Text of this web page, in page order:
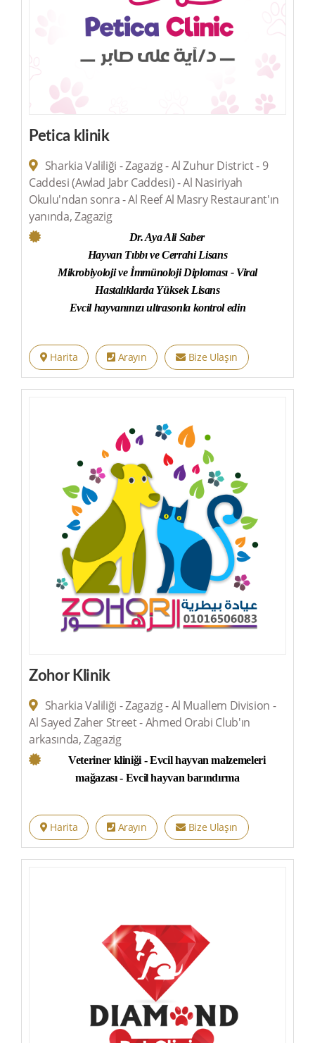
Petica klinik
Sharkia Valiliği - Zagazig - Al Zuhur District - 9
Caddesi (Awlad Jabr Caddesi) - Al Nasiriyah
Okulu'ndan sonra - Al Reef Al Masry Restaurant'ın
yanında, Zagazig
Dr. Aya Ali Saber
Hayvan Tıbbı ve Cerrahi Lisans
Mikrobiyoloji ve İmmünoloji Diploması - Viral
Hastalıklarda Yüksek Lisans
Evcil hayvanınızı ultrasonla kontrol edin
Harita Arayın Bize Ulaşın
Zohor Klinik
Sharkia Valiliği - Zagazig - Al Muallem Division -
Al Sayed Zaher Street - Ahmed Orabi Club'ın
arkasında, Zagazig
Veteriner kliniği - Evcil hayvan malzemeleri
mağazası - Evcil hayvan barındırma
Harita Arayın Bize Ulaşın